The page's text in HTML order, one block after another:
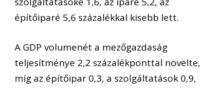
építőiparé 5,6 százalékkal kisebb lett.
A GDP volumenét a mezőgazdaság
teljesítménye 2,2 százalékponttal növelte,
míg az építőipar 0,3, a szolgáltatások 0,9,